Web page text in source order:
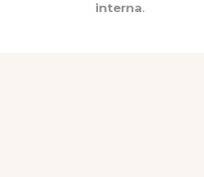
interna.